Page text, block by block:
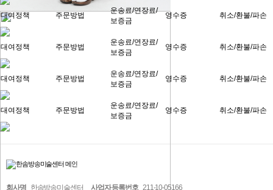
대여정책 주문방법
운송료/연장료/
보증금
영수증 취소/환불/파손
대여정책 주문방법
운송료/연장료/
보증금
영수증 취소/환불/파손
대여정책 주문방법
운송료/연장료/
보증금
영수증 취소/환불/파손
대여정책 주문방법
운송료/연장료/
보증금
영수증 취소/환불/파손
회사명 한솜방송미술센터 사업자 등록번호 211-10-05166